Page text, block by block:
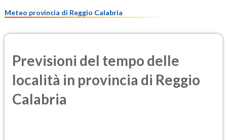
Meteo provincia di Reggio Calabria
Previsioni del tempo delle
località in provincia di Reggio
Calabria